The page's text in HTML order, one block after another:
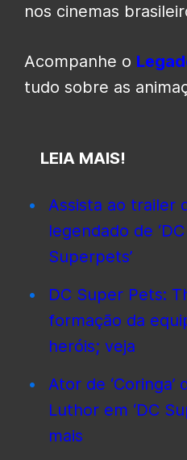
nos cinemas
Acompanhe o
tudo sobre as
LEIA MAIS!
Assista ao trailer
legendado de
Superpets’
DC Super Pets:
formação da
heróis; veja
Ator de ‘Coringa’
Luthor em ‘DC
mais